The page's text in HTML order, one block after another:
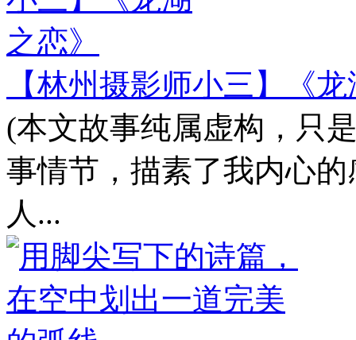
【林州摄影师小三】《
(本文故事纯属虚构，只
事情节，描素了我内心
人...